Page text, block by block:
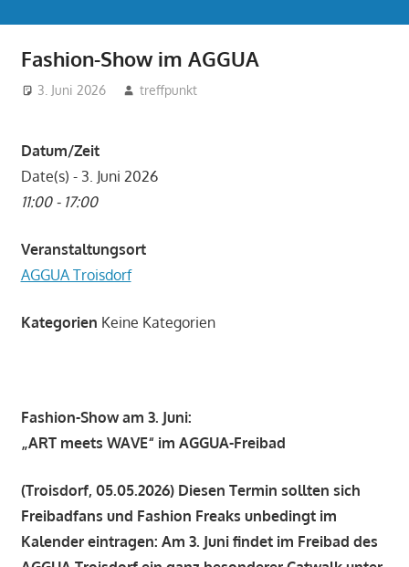
Fashion-Show im AGGUA
3. Juni 2026 treffpunkt
Datum/Zeit
Date(s) - 3. Juni 2026
11:00 - 17:00
Veranstaltungsort
AGGUA Troisdorf
Kategorien Keine Kategorien
Fashion-Show am 3. Juni:
„ART meets WAVE“ im AGGUA-Freibad
(Troisdorf, 05.05.2026) Diesen Termin sollten sich
Freibadfans und Fashion Freaks unbedingt im
Kalender eintragen: Am 3. Juni findet im Freibad des